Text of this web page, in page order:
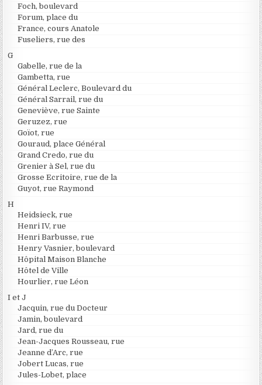
Foch, boulevard
Forum, place du
France, cours Anatole
Fuseliers, rue des
G
Gabelle, rue de la
Gambetta, rue
Général Leclerc, Boulevard du
Général Sarrail, rue du
Geneviève, rue Sainte
Geruzez, rue
Goïot, rue
Gouraud, place Général
Grand Credo, rue du
Grenier à Sel, rue du
Grosse Ecritoire, rue de la
Guyot, rue Raymond
H
Heidsieck, rue
Henri IV, rue
Henri Barbusse, rue
Henry Vasnier, boulevard
Hôpital Maison Blanche
Hôtel de Ville
Hourlier, rue Léon
I et J
Jacquin, rue du Docteur
Jamin, boulevard
Jard, rue du
Jean-Jacques Rousseau, rue
Jeanne d’Arc, rue
Jobert Lucas, rue
Jules-Lobet, place